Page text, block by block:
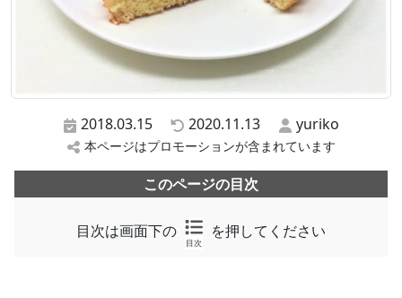
2018.03.15 2020.11.13 yuriko
本ページはプロモーションが含まれています
このページの目次
目次は画面下の
目次
を押してください